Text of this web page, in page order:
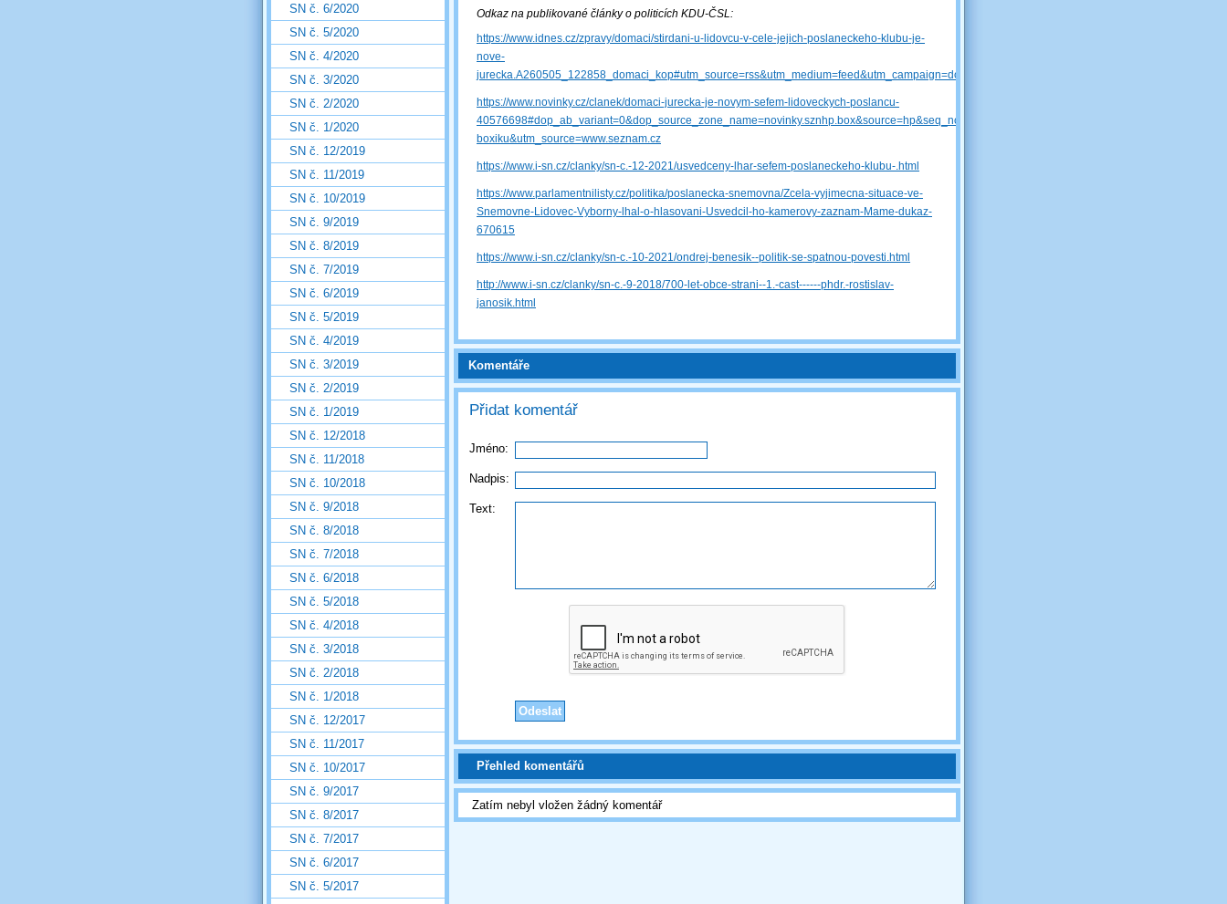
Odkaz na publikované články o politicích KDU-ČSL:
https://www.idnes.cz/zpravy/domaci/stirdani-u-lidovcu-v-cele-jejich-poslaneckeho-klubu-je-
nove-
jurecka.A260505_122858_domaci_kop#utm_source=rss&utm_medium=feed&utm_campaign=domaci&utm_content=main
https://www.novinky.cz/clanek/domaci-jurecka-je-novym-sefem-lidoveckych-poslancu-
40576698#dop_ab_variant=0&dop_source_zone_name=novinky.sznhp.box&source=hp&seq_no=4&utm_campaign=&utm_medium=z-
boxiku&utm_source=www.seznam.cz
https://www.i-sn.cz/clanky/sn-c.-12-2021/usvedceny-lhar-sefem-poslaneckeho-klubu-.html
https://www.parlamentnilisty.cz/politika/poslanecka-snemovna/Zcela-vyjimecna-situace-ve-
Snemovne-Lidovec-Vyborny-lhal-o-hlasovani-Usvedcil-ho-kamerovy-zaznam-Mame-dukaz-
670615
https://www.i-sn.cz/clanky/sn-c.-10-2021/ondrej-benesik--politik-se-spatnou-povesti.html
http://www.i-sn.cz/clanky/sn-c.-9-2018/700-let-obce-strani--1.-cast------phdr.-rostislav-
janosik.html
Komentáře
Přidat komentář
Jméno:
Nadpis:
Text:
Přehled komentářů
Zatím nebyl vložen žádný komentář
SN č. 6/2020
SN č. 5/2020
SN č. 4/2020
SN č. 3/2020
SN č. 2/2020
SN č. 1/2020
SN č. 12/2019
SN č. 11/2019
SN č. 10/2019
SN č. 9/2019
SN č. 8/2019
SN č. 7/2019
SN č. 6/2019
SN č. 5/2019
SN č. 4/2019
SN č. 3/2019
SN č. 2/2019
SN č. 1/2019
SN č. 12/2018
SN č. 11/2018
SN č. 10/2018
SN č. 9/2018
SN č. 8/2018
SN č. 7/2018
SN č. 6/2018
SN č. 5/2018
SN č. 4/2018
SN č. 3/2018
SN č. 2/2018
SN č. 1/2018
SN č. 12/2017
SN č. 11/2017
SN č. 10/2017
SN č. 9/2017
SN č. 8/2017
SN č. 7/2017
SN č. 6/2017
SN č. 5/2017